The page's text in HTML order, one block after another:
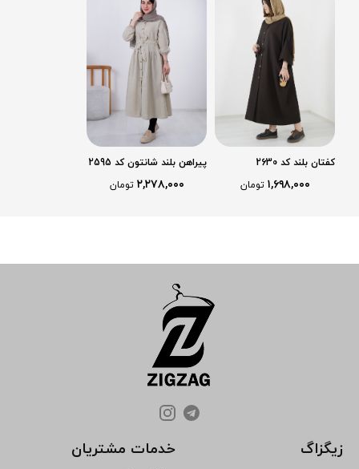
کفتان بلند کد 2630
۱,۶۹۸,۰۰۰ تومان
پیراهن بلند شانتون کد 2595
۲,۲۷۸,۰۰۰ تومان
زیگزاگ خدمات مشتریان